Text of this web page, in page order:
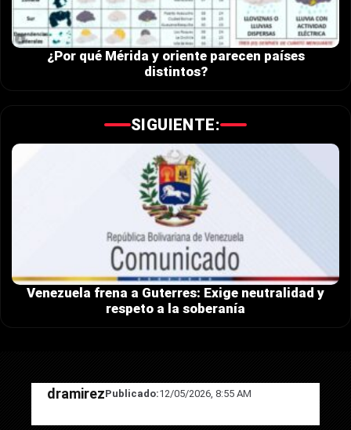
¿Por qué Mérida y oriente parecen países
distintos?
SIGUIENTE:
Venezuela frena a Guterres: Exige neutralidad y
respeto a la soberanía
dramirezPublicado:12/05/2026, 8:55 AM